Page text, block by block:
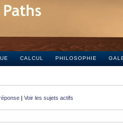
CALCUL PHILOSOPHIE
| Voir les sujets actifs